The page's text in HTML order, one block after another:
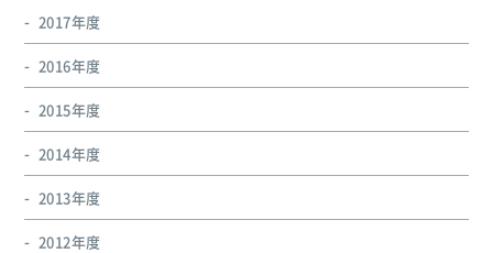
2017年度
2016年度
2015年度
2014年度
2013年度
2012年度